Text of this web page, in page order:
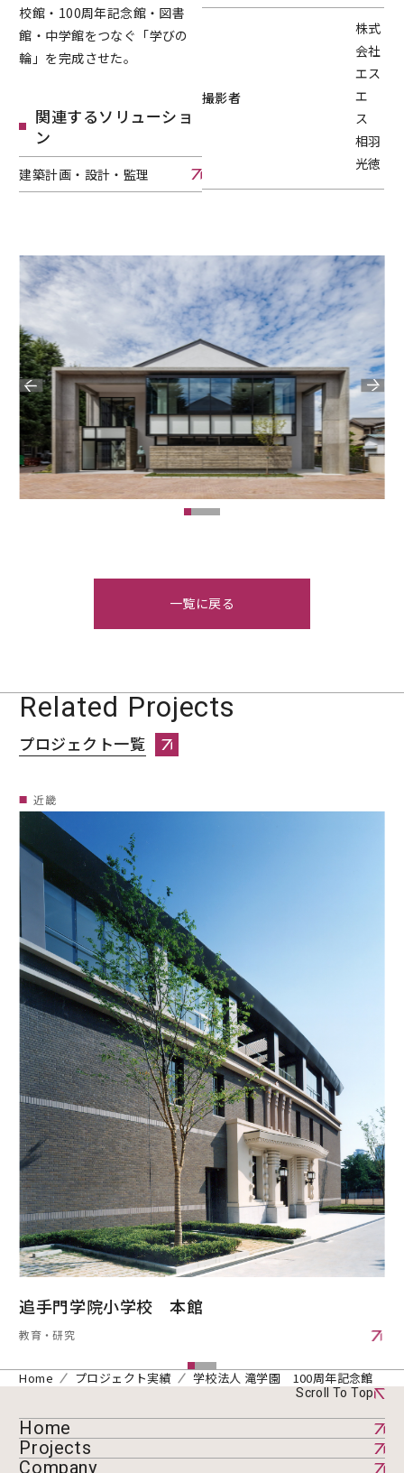
関連するソリューショ
ン
建築計画・設計・監理
校館・100周年記念館・図書
館・中学館をつなぐ「学びの
輪」を完成させた。
撮影者
株式
会社
エス
エ
ス
相羽
光徳
一覧に戻る
Related Projects
プロジェクト一覧
プロジェクト一覧へページ遷移します。
近畿
追手門学院小学校 本館
教育・研究
Home プロジェクト実績 学校法人 滝学園 100周年記念館
Scroll To Top
Home
Projects